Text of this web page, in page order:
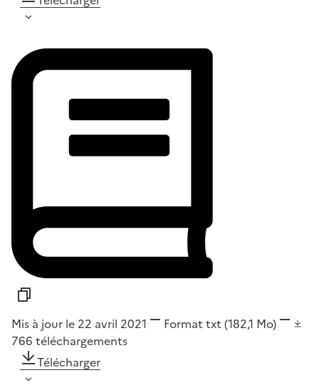
Mis à jour le 22 avril 2021 Format txt (182,1 Mo)
766 téléchargements
Télécharger